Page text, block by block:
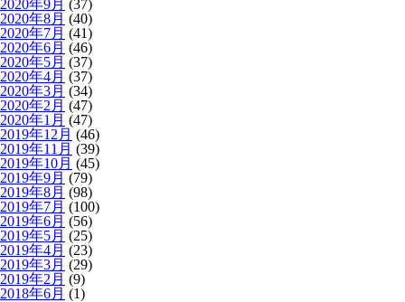
2020年9月 (37)
2020年8月 (40)
2020年7月 (41)
2020年6月 (46)
2020年5月 (37)
2020年4月 (37)
2020年3月 (34)
2020年2月 (47)
2020年1月 (47)
2019年12月 (46)
2019年11月 (39)
2019年10月 (45)
2019年9月 (79)
2019年8月 (98)
2019年7月 (100)
2019年6月 (56)
2019年5月 (25)
2019年4月 (23)
2019年3月 (29)
2019年2月 (9)
2018年6月 (1)